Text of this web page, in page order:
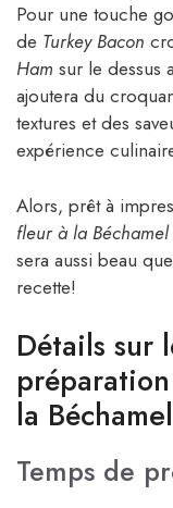
Pour une touche
de Turkey Bacon
Ham sur le dessus
ajoutera du
textures et des
expérience
Alors, prêt à
fleur à la
sera aussi beau
recette!
Détails sur
la
Temps de